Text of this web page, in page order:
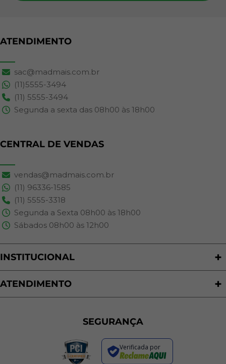
ATENDIMENTO
sac@madmais.com.br
(11)5555-3494
(11) 5555-3494
Segunda a sexta das 08h00 às 18h00
CENTRAL DE VENDAS
vendas@madmais.com.br
(11) 96336-1585
(11) 5555-3318
Segunda a Sexta 08h00 às 18h00
Sábados 08h00 às 12h00
INSTITUCIONAL
Quem Somos
Nossas Lojas
ATENDIMENTO
Política de Privacidade
Trocas e Devoluções
Regras de Promoções
Termos de Uso
SEGURANÇA
Verificada por